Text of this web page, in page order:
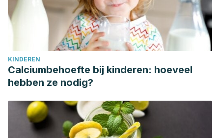
KINDEREN
Calciumbehoefte bij kinderen: hoeveel
hebben ze nodig?